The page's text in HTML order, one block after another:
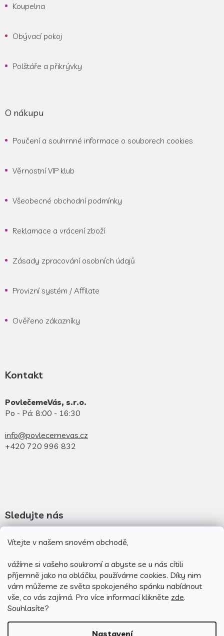
Vítejte v našem snovém obchodě,
vážíme si vašeho soukromí a abyste se u nás cítili
příjemně jako na obláčku, používáme cookies. Díky nim
vám můžeme ze světa spokojeného spánku nabídnout
vše, co vás zajímá. Pro více informací klikněte zde.
Souhlasíte?
Nastavení
Koupelna
Obývací pokoj
Polštáře a přikrývky
O nákupu
Poučení a souhrnné informace o souborech cookies
Věrnostní VIP klub
Všeobecné obchodní podmínky
Reklamace a vrácení zboží
Zásady zpracování osobních údajů
Provizní systém / Affilate
Ověřeno zákazníky
Kontakt
PovlečemeVás, s.r.o.
Po - Pá: 8:00 - 16:30
info@povlecemevas.cz
+420 720 996 832
Sledujte nás
Novinky na facebooku
Novinky na instagramu